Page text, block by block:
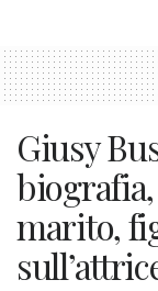
Giusy
marito,